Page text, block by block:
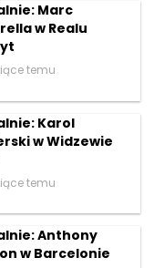
Marc
w Realu
temu
Karol
w Widzewie
temu
Anthony
w Barcelonie